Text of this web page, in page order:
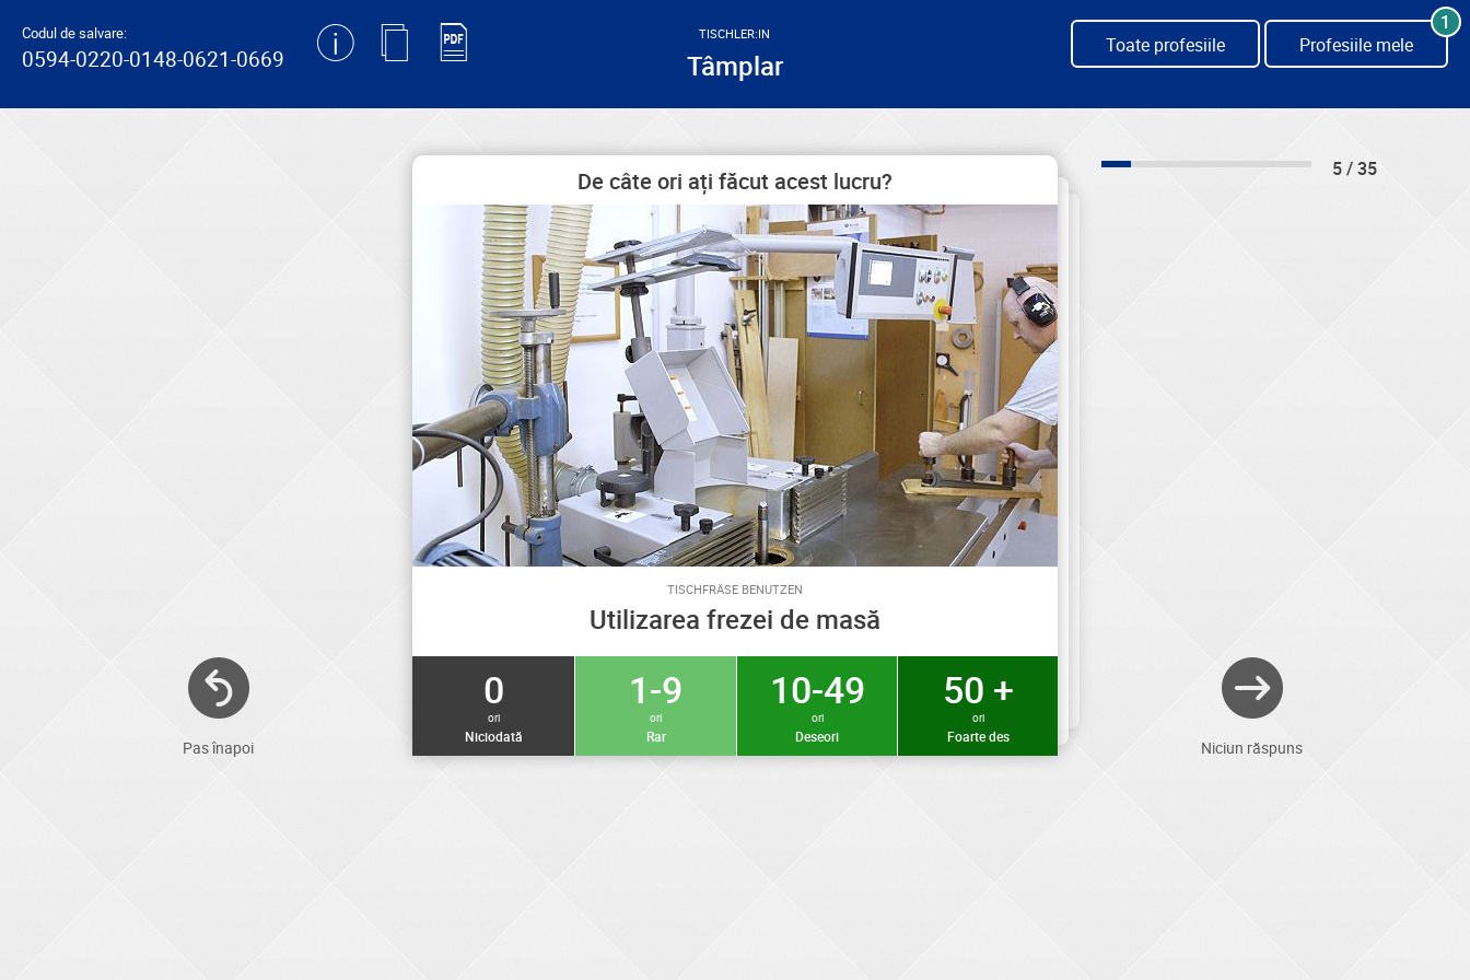
Codul de salvare:
0594-0220-0148-0621-0669
TISCHLER:IN
Tâmplar
Toate profesiile Profesiile mele
1
Pas înapoi
De câte ori ați făcut acest lucru?
TISCHFRÄSE BENUTZEN
Utilizarea frezei de masă
0
ori
Niciodată
1-9
ori
Rar
10-49
ori
Deseori
50 +
ori
Foarte des
5 / 35
Niciun răspuns